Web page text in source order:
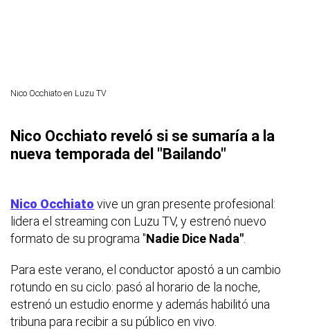
Nico Occhiato en Luzu TV
Nico Occhiato reveló si se sumaría a la
nueva temporada del "Bailando"
Nico Occhiato vive un gran presente profesional:
lidera el streaming con Luzu TV, y estrenó nuevo
formato de su programa "Nadie Dice Nada"
Para este verano, el conductor apostó a un cambio
rotundo en su ciclo: pasó al horario de la noche,
estrenó un estudio enorme y además habilitó una
tribuna para recibir a su público en vivo.